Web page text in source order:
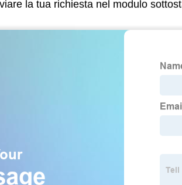
la tua richiesta nel modulo